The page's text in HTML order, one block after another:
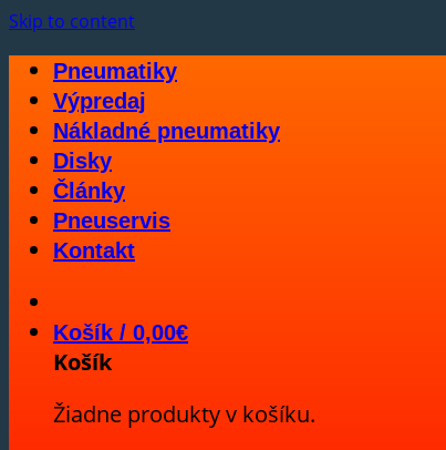
Skip to content
Pneumatiky
Výpredaj
Nákladné pneumatiky
Disky
Články
Pneuservis
Kontakt
Košík / 0,00€
Košík
Žiadne produkty v košíku.